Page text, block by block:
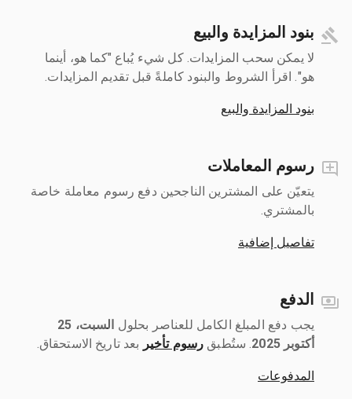
بنود المزايدة والبيع
لا يمكن سحب المزايدات. كل شيء يُباع "كما هو، أينما
هو". اقرأ الشروط والبنود كاملةً قبل تقديم المزايدات.
بنود المزايدة والبيع
رسوم المعاملات
يتعيّن على المشترين الناجحين دفع رسوم معاملة خاصة
بالمشتري.
تفاصيل إضافية
الدفع
يجب دفع المبلغ الكامل للعناصر بحلول ‎
السبت، 25
أكتوبر 2025
‎. ستُطبق رسوم تأخير بعد تاريخ الاستحقاق.
المدفوعات